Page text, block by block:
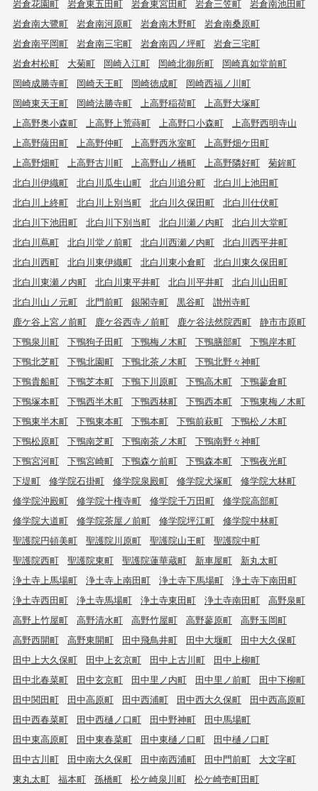
岩倉花園町 岩倉東五田町 岩倉東宮田町 岩倉三笠町
岩倉南池田町
岩倉南大鷺町
岩倉南河原町 岩倉南木野町
岩倉南桑原町
岩倉南平岡町
岩倉南三宅町 岩倉南四ノ坪町
岩倉三宅町
岩倉村松町
大菊町 岡崎入江町 岡崎北御所町
岡崎真如堂前町
岡崎成勝寺町
岡崎天王町 岡崎徳成町
岡崎西福ノ川町
岡崎東天王町
岡崎法勝寺町 上高野稲荷町
上高野大塚町
上高野奥小森町
上高野上荒蒔町 上高野口小森町
上高野西明寺山
上高野薩田町
上高野仲町 上高野西氷室町
上高野畑ケ田町
上高野畑町
上高野古川町 上高野山ノ橋町 上高野隣好町
菊鉾町
北白川伊織町
北白川瓜生山町 北白川追分町
北白川上池田町
北白川上終町
北白川上別当町 北白川久保田町
北白川仕伏町
北白川下池田町
北白川下別当町 北白川瀬ノ内町
北白川大堂町
北白川蔦町
北白川堂ノ前町 北白川西瀬ノ内町
北白川西平井町
北白川西町
北白川東伊織町 北白川東小倉町
北白川東久保田町
北白川東瀬ノ内町
北白川東平井町 北白川平井町
北白川山田町
北白川山ノ元町
北門前町 銀閣寺町 黒谷町
讃州寺町
鹿ケ谷上宮ノ前町
鹿ケ谷西寺ノ前町 鹿ケ谷法然院西町
静市市原町
下鴨泉川町
下鴨狗子田町 下鴨梅ノ木町 下鴨膳部町
下鴨岸本町
下鴨北芝町
下鴨北園町 下鴨北茶ノ木町
下鴨北野々神町
下鴨貴船町
下鴨芝本町 下鴨下川原町 下鴨高木町
下鴨蓼倉町
下鴨塚本町
下鴨西半木町 下鴨西林町 下鴨西本町
下鴨東梅ノ木町
下鴨東半木町
下鴨東本町 下鴨本町 下鴨前萩町
下鴨松ノ木町
下鴨松原町
下鴨南芝町 下鴨南茶ノ木町
下鴨南野々神町
下鴨宮河町
下鴨宮崎町 下鴨森ケ前町 下鴨森本町
下鴨夜光町
下堤町
修学院石掛町 修学院泉殿町 修学院犬塚町
修学院大林町
修学院沖殿町
修学院十権寺町 修学院千万田町
修学院高部町
修学院大道町
修学院茶屋ノ前町 修学院坪江町
修学院中林町
聖護院円頓美町
聖護院川原町 聖護院山王町
聖護院中町
聖護院西町
聖護院東町 聖護院蓮華蔵町 新車屋町
新丸太町
浄土寺上馬場町
浄土寺上南田町 浄土寺下馬場町
浄土寺下南田町
浄土寺西田町
浄土寺馬場町 浄土寺東田町 浄土寺南田町
高野泉町
高野上竹屋町
高野清水町 高野竹屋町 高野蓼原町
高野玉岡町
高野西開町
高野東開町 田中飛鳥井町 田中大堰町
田中大久保町
田中上大久保町
田中上玄京町 田中上古川町
田中上柳町
田中北春菜町
田中玄京町 田中里ノ内町 田中里ノ前町
田中下柳町
田中関田町
田中高原町 田中西浦町 田中西大久保町
田中西高原町
田中西春菜町
田中西樋ノ口町 田中野神町
田中馬場町
田中東高原町
田中東春菜町 田中東樋ノ口町
田中樋ノ口町
田中古川町
田中南大久保町 田中南西浦町 田中門前町
大文字町
東丸太町
福本町 孫橋町 松ケ崎泉川町
松ケ崎壱町田町